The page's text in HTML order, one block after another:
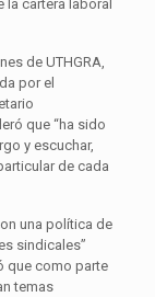
cartera laboral
de UTHGRA,
por el
que “ha sido
y escuchar,
de cada
una política de
sindicales”
que como parte
temas